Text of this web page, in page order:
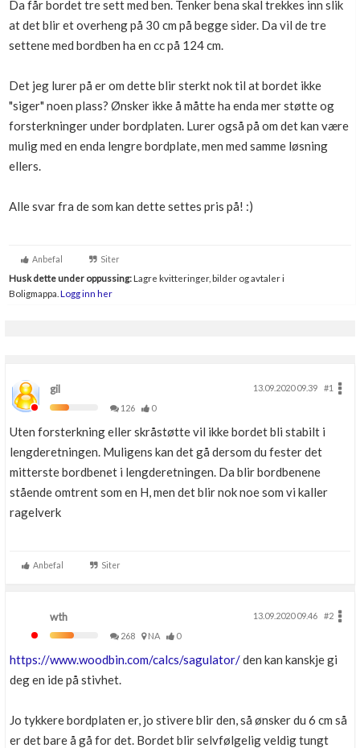
Da får bordet tre sett med ben. Tenker bena skal trekkes inn slik
at det blir et overheng på 30 cm på begge sider. Da vil de tre
settene med bordben ha en cc på 124 cm.
Det jeg lurer på er om dette blir sterkt nok til at bordet ikke
"siger" noen plass? Ønsker ikke å måtte ha enda mer støtte og
forsterkninger under bordplaten. Lurer også på om det kan være
mulig med en enda lengre bordplate, men med samme løsning
ellers.
Alle svar fra de som kan dette settes pris på! :)
Anbefal Siter
Husk dette under oppussing:Lagre kvitteringer, bilder og avtaler i
Boligmappa. Logg inn her
gil 13.09.2020 09.39
#1
126
0
Uten forsterkning eller skråstøtte vil ikke bordet bli stabilt i
lengderetningen. Muligens kan det gå dersom du fester det
mitterste bordbenet i lengderetningen. Da blir bordbenene
stående omtrent som en H, men det blir nok noe som vi kaller
ragelverk
Anbefal Siter
wth 13.09.2020 09.46
#2
268
NA 0
https://www.woodbin.com/calcs/sagulator/den kan kanskje gi
deg en ide på stivhet.
Jo tykkere bordplaten er, jo stivere blir den, så ønsker du 6 cm så
er det bare å gå for det. Bordet blir selvfølgelig veldig tungt